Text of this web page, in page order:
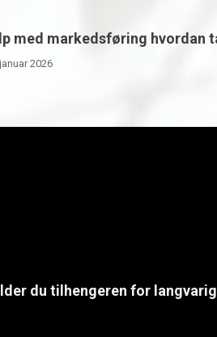
med markedsføring hvordan
2026
du tilhengeren for